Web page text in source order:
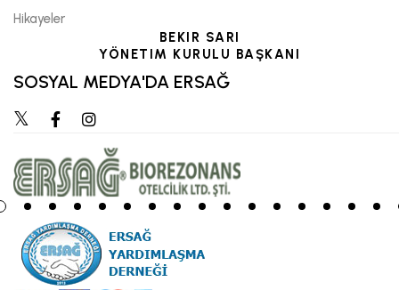
BEKIR SARI
YÖNETIM KURULU BAŞKANI
Hikayeler
SOSYAL MEDYA'DA ERSAĞ